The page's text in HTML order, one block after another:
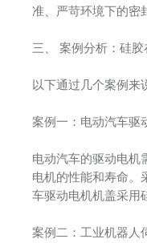
准、严苛环境下的密
三、 案例分析：硅
以下通过几个案例来
案例一：电动汽车驱
电动汽车的驱动电机
电机的性能和寿命。
车驱动电机机盖采用
案例二：工业机器人